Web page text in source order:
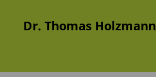
Dr. Thomas Holzmann